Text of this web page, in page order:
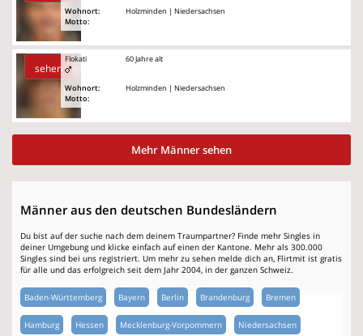
Wohnort:
Motto:
Holzminden | Niedersachsen
sehen
Flokati
Wohnort:
Motto:
60 Jahre alt
Holzminden | Niedersachsen
Mehr Männer sehen
Männer aus den deutschen Bundesländern
Du bist auf der suche nach dem deinem Traumpartner? Finde mehr Singles in
deiner Umgebung und klicke einfach auf einen der Kantone. Mehr als 300.000
Singles sind bei uns registriert. Um mehr zu sehen melde dich an, Flirtmit ist gratis
für alle und das erfolgreich seit dem Jahr 2004, in der ganzen Schweiz.
Baden-Württemberg Bayern Berlin Brandenburg Bremen
Hamburg Hessen Mecklenburg-Vorpommern Niedersachsen